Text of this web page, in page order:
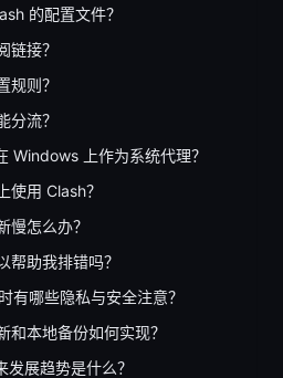
的配置文件？
链接？
规则？
分流？
Windows 上作为系统代理？
使用 Clash？
慢怎么办？
帮助我排错吗？
有哪些隐私与安全注意？
和本地备份如何实现？
发展趋势是什么？